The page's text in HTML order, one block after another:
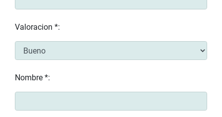
Valoracion *:
Nombre *: